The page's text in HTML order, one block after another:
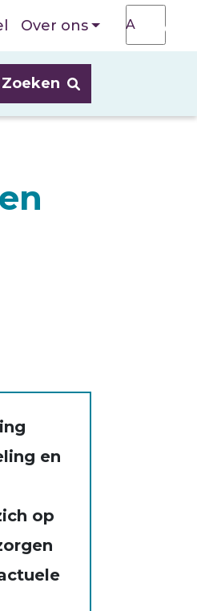
Over ons A A
en
op